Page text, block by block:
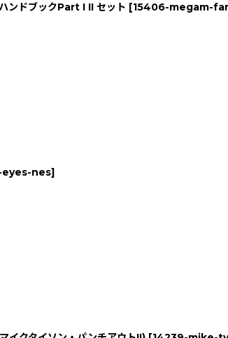
ンドブックPart I II セット [15406-megam-
eyes-nes]